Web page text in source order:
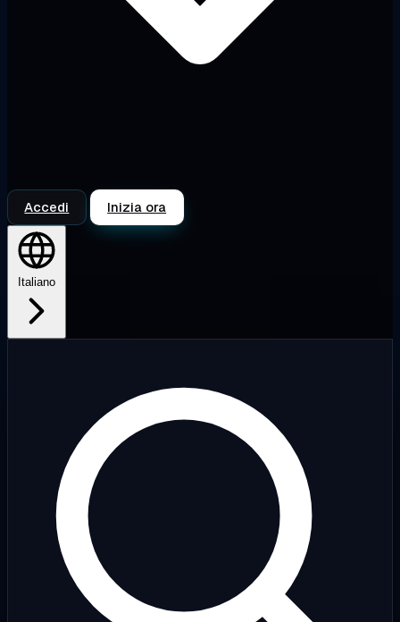
Accedi Inizia ora
Italiano